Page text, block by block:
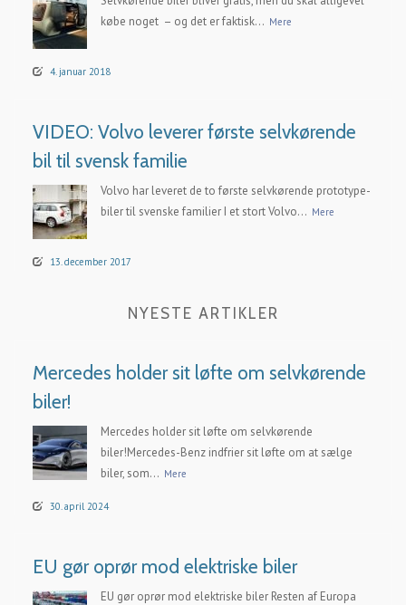
købe noget – og det er faktisk... Mere
4. januar 2018
VIDEO: Volvo leverer første selvkørende
bil til svensk familie
Volvo har leveret de to første selvkørende prototype-
biler til svenske familier I et stort Volvo... Mere
13. december 2017
NYESTE ARTIKLER
Mercedes holder sit løfte om selvkørende
biler!
Mercedes holder sit løfte om selvkørende
biler!Mercedes-Benz indfrier sit løfte om at sælge
biler, som... Mere
30. april 2024
EU gør oprør mod elektriske biler
EU gør oprør mod elektriske biler Resten af Europa